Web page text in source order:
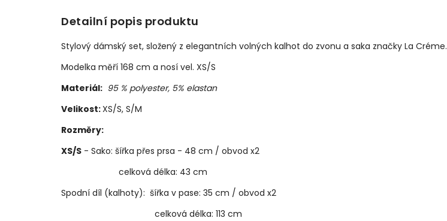
Detailní popis produktu
Stylový dámský set, složený z elegantních volných kalhot do zvonu a saka značky La Créme.
Modelka měří 168 cm a nosí vel. XS/S
Materiál: 95 % polyester, 5% elastan
Velikost:XS/S, S/M
Rozměry:
XS/S - Sako: šířka přes prsa - 48 cm / obvod x2
celková délka: 43 cm
Spodní díl (kalhoty): šířka v pase: 35 cm / obvod x2
celková délka: 113 cm